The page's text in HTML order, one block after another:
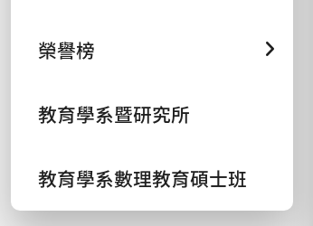
榮譽榜
教育學系暨研究所
教育學系數理教育碩士班